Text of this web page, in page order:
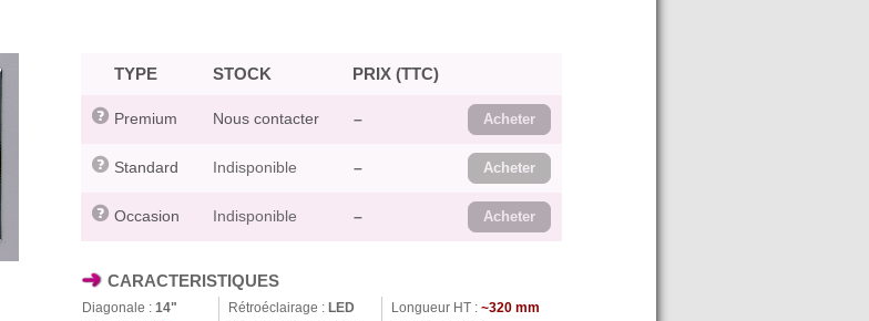
TYPE STOCK PRIX (TTC)
Premium Nous contacter – Acheter
Standard Indisponible – Acheter
Occasion Indisponible – Acheter
CARACTERISTIQUES
Diagonale : 14" Rétroéclairage : LED Longueur HT : ~320 mm